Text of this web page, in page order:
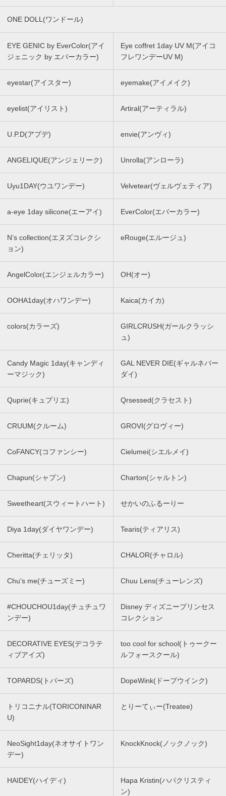
ONE DOLL(ワンドール)
EYE GENIC by EverColor(アイ
ジェニック by エバーカラー)
Eye coffret 1day UV M(アイコ
フレワンデーUV M)
eyestar(アイスター) eyemake(アイメイク)
eyelist(アイリスト) Artiral(アーティラル)
U.P.D(アプデ) envie(アンヴィ)
ANGELIQUE(アンジェリーク) Unrolla(アンローラ)
Uyu1DAY(ウユワンデー) Velvetear(ヴェルヴェティア)
a-eye 1day silicone(エーアイ) EverColor(エバーカラー)
N’s collection(エヌズコレクシ
ョン)
eRouge(エルージュ)
AngelColor(エンジェルカラー) OH(オー)
OOHA1day(オハワンデー) Kaica(カイカ)
colors(カラーズ)
GIRLCRUSH(ガールクラッシ
ュ)
Candy Magic 1day(キャンディ
ーマジック)
GAL NEVER DIE(ギャルネバー
ダイ)
Quprie(キュプリエ) Qrsessed(クラセスト)
CRUUM(クルーム) GROVI(グロヴィー)
CoFANCY(コファンシー) Cielumei(シエルメイ)
Chapun(シャプン) Charton(シャルトン)
Sweetheart(スウィートハート) せかいのふるーりー
Diya 1day(ダイヤワンデー) Tearis(ティアリス)
Cheritta(チェリッタ) CHALOR(チャロル)
Chu's me(チューズミー) Chuu Lens(チューレンズ)
#CHOUCHOU1day(チュチュワ
ンデー)
Disney ディズニープリンセス
コレクション
DECORATIVE EYES(デコラテ
ィブアイズ)
too cool for school(トゥークー
ルフォースクール)
TOPARDS(トパーズ) DopeWink(ドープウインク)
トリコニナル(TORICONINAR
U)
とりーてぃー(Treatee)
NeoSight1day(ネオサイトワン
デー)
KnockKnock(ノックノック)
HAIDEY(ハイディ)
Hapa Kristin(ハパクリスティ
ン)